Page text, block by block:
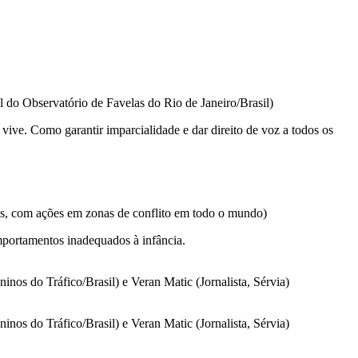
Observatório de Favelas do Rio de Janeiro/Brasil)
Como garantir imparcialidade e dar direito de voz a todos os
com ações em zonas de conflito em todo o mundo)
inadequados à infância.
do Tráfico/Brasil) e Veran Matic (Jornalista, Sérvia)
do Tráfico/Brasil) e Veran Matic (Jornalista, Sérvia)